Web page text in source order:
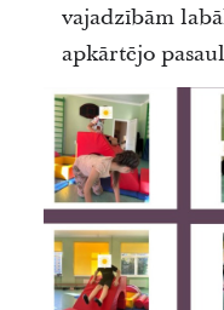
vajadzībām
apkārtējo